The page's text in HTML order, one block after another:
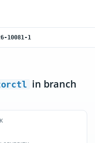
10081-1
in branch